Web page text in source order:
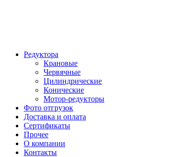
Редуктора
Крановые
Червячные
Цилиндрические
Конические
Мотор-редукторы
Фото отгрузок
Доставка и оплата
Сертификаты
Прочее
О компании
Контакты